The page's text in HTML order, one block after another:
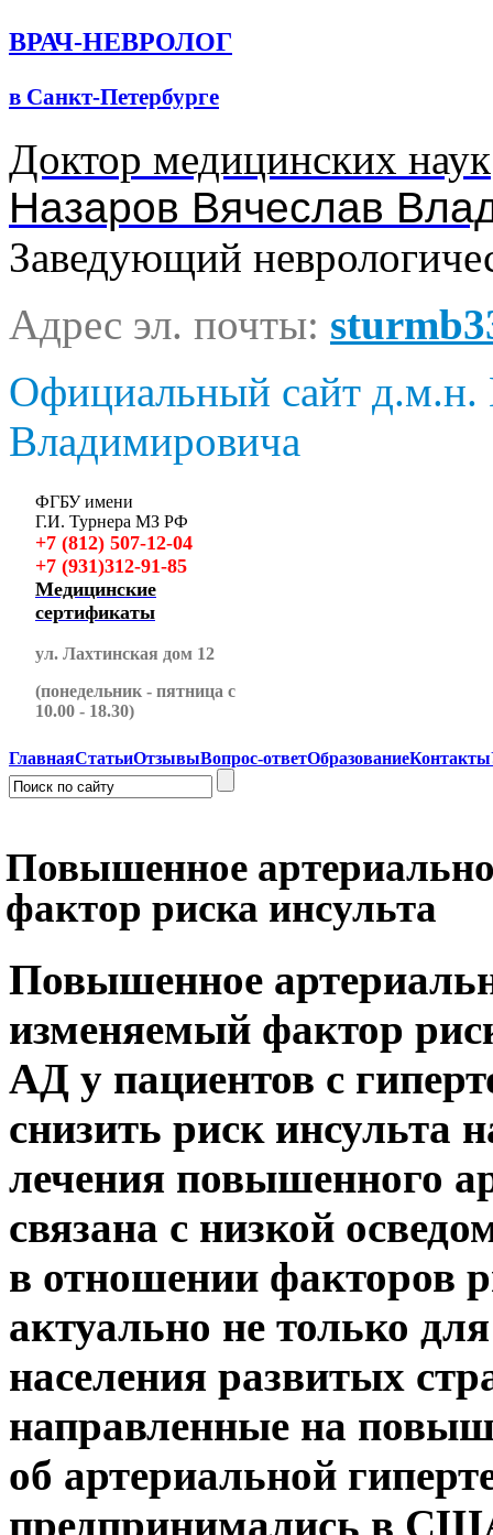
ВРАЧ-НЕВРОЛОГ
в Санкт-Петербурге
Доктор медицинских наук
Назаров Вячеслав
Заведующий
Адрес эл. почты:
Официальный сайт д.м.н.
Владимировича
ФГБУ имени
Г.И. Турнера МЗ РФ
+7 (812) 507-12-04
+7 (931)312-91-85
Медицинские
сертификаты
ул. Лахтинская дом 12
(понедельник - пятница с
10.00 - 18.30)
ГлавнаяСтатьиОтзывыВопрос-ответОбразованиеКонтакты
Повышенное
фактор риска инсульта
Повышенное
изменяемый фактор
АД у пациентов с
снизить риск инсульта
лечения повышенного
связана с низкой
в отношении факторов
актуально не только
населения развитых
направленные на
об артериальной
предпринимались в